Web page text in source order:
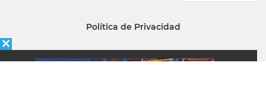
Política de Privacidad
Quiénes somos